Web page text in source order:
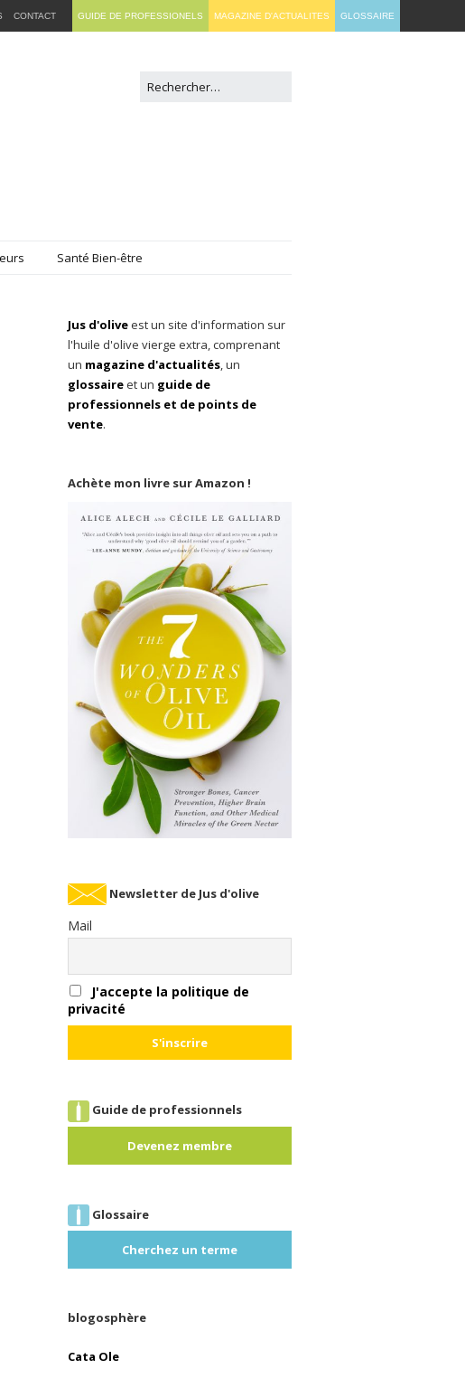
Santé Bien-être
Jus d'oliveest un site d'information sur
l'huile d'olive vierge extra, comprenant
un magazine d'actualités, un
glossaireet un guide de
professionnels et de points de
vente.
Achète mon livre sur Amazon !
Newsletter de Jus d'olive
Mail
J'accepte la politique de
privacité
Guide de professionnels
Devenez membre
Glossaire
Cherchez un terme
blogosphère
Cata Ole
GUIDE DE PROFESSIONELS MAGAZINE D'ACTUALITES GLOSSAIRE
CONTACT